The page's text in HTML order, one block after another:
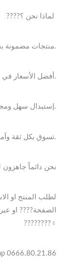
▪️منتجات مضمونة بجودة عالية.
▪️أفضل الأسعار في السوق.
▪️إستبدال سهل ومجاني.
▪️تسوق بكل ثقة وآمان (100% مضمون).
▪️نحن دائماً
الصفحة???? او
????????‍♀️
0666.80.21.86